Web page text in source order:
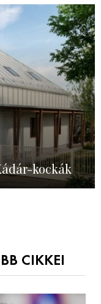
kockák
CIKKEI